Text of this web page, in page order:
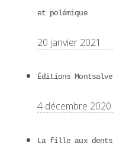
et polémique
20 janvier 2021
Éditions
4 décembre 2020
La fille aux